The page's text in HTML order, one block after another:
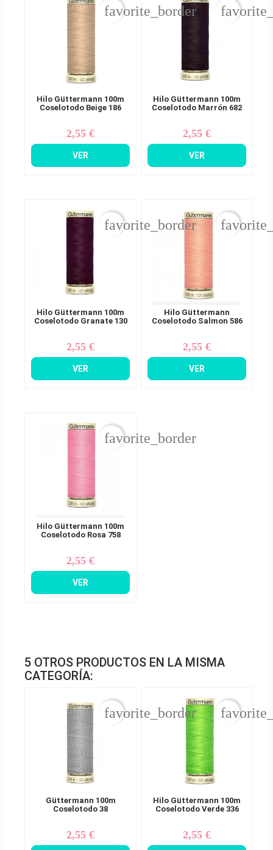
Hilo Güttermann 100m
Coselotodo Beige 186
Precio
2,55 €
VER
favorite_border
Hilo Güttermann 100m
Coselotodo Marrón 682
Precio
2,55 €
VER
Hilo Güttermann 100m
Coselotodo Granate 130
Precio
2,55 €
VER
favorite_border
Hilo Güttermann
Coselotodo Salmon 586
Precio
2,55 €
VER
Hilo Güttermann 100m
Coselotodo Rosa 758
Precio
2,55 €
VER
favorite_border
5 OTROS PRODUCTOS EN LA MISMA
CATEGORÍA:
Güttermann 100m
Coselotodo 38
Precio
2,55 €
favorite_border
Hilo Güttermann 100m
Coselotodo Verde 336
Precio
2,55 €